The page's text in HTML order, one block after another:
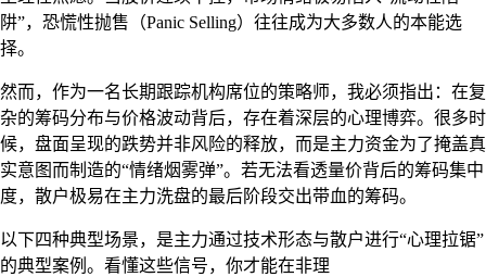
阱”，恐慌性抛售（Panic Selling）往往成为大多数人的本能选
择。
然而，作为一名长期跟踪机构席位的策略师，我必须指出：在复
杂的筹码分布与价格波动背后，存在着深层的心理博弈。很多时
候，盘面呈现的跌势并非风险的释放，而是主力资金为了掩盖真
实意图而制造的“情绪烟雾弹”。若无法看透量价背后的筹码集中
度，散户极易在主力洗盘的最后阶段交出带血的筹码。
以下四种典型场景，是主力通过技术形态与散户进行“心理拉锯”
的典型案例。看懂这些信号，你才能在非理